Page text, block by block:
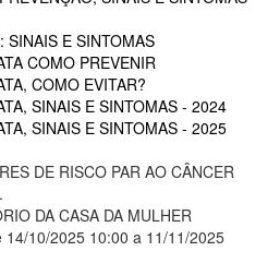
SINAIS E SINTOMAS
COMO PREVENIR
COMO EVITAR?
SINAIS E SINTOMAS - 2024
SINAIS E SINTOMAS - 2025
DE RISCO PAR AO CÂNCER
DA CASA DA MULHER
14/10/2025 10:00 a 11/11/2025